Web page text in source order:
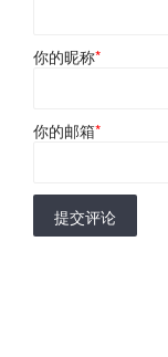
你的昵称*
你的邮箱*
提交评论